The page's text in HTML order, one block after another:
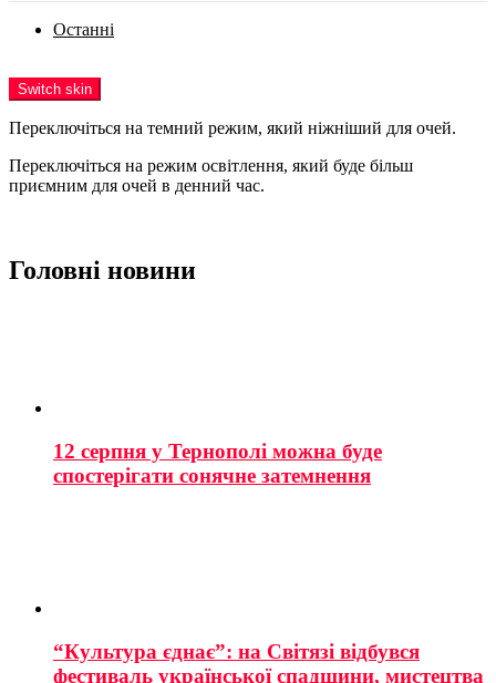
Останні
Switch skin
Переключіться на темний режим, який ніжніший для очей.
Переключіться на режим освітлення, який буде більш
приємним для очей в денний час.
Головні новини
12 серпня у Тернополі можна буде
спостерігати сонячне затемнення
“Культура єднає”: на Світязі відбувся
фестиваль української спадщини, мистецтва